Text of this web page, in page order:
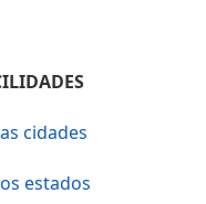
cidades
estados